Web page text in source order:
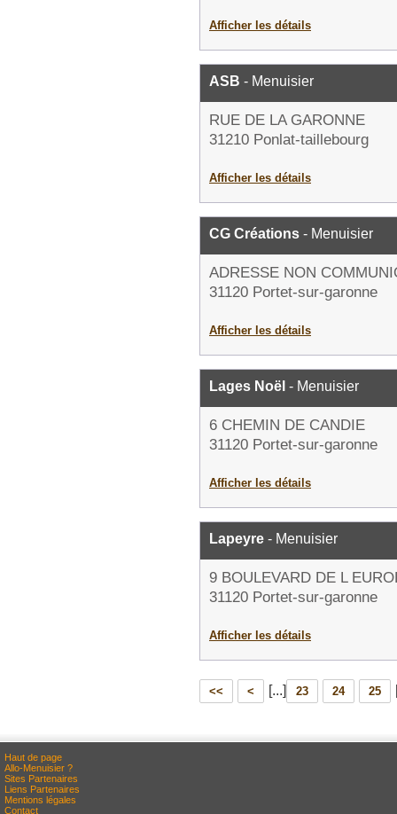
Afficher les détails
ASB - Menuisier
RUE DE LA GARONNE
31210 Ponlat-taillebourg
Afficher les détails
CG Créations - Menuisier
ADRESSE NON
31120 Portet-sur-garonne
Afficher les détails
Lages Noël - Menuisier
6 CHEMIN DE CANDIE
31120 Portet-sur-garonne
Afficher les détails
Lapeyre - Menuisier
9 BOULEVARD DE L
31120 Portet-sur-garonne
Afficher les détails
<< < [...] 23 24 25
Haut de page
Allo-Menuisier ?
Sites Partenaires
Liens Partenaires
Mentions légales
Contact